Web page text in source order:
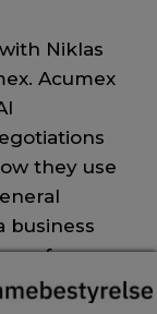
Niklas
Acumex
they use
business
up for new
strategy